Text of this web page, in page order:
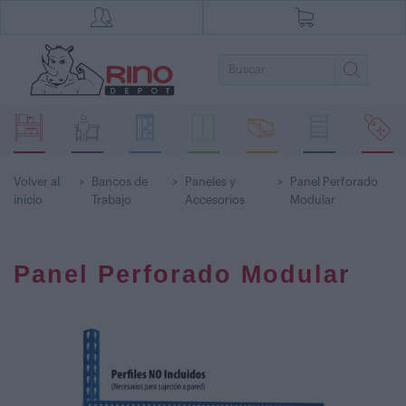
Volver al
inicio
>
Bancos de
Trabajo
>
Paneles y
Accesorios
>
Panel Perforado
Modular
Panel Perforado Modular